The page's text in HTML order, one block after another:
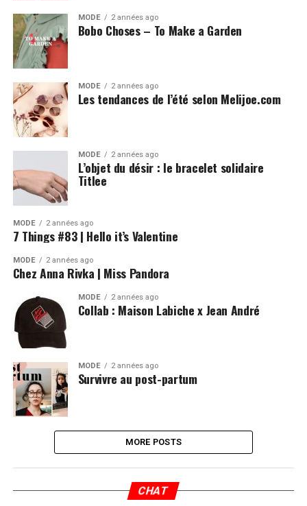
MODE 2 années ago
Bobo Choses – To Make a Garden
MODE 2 années ago
Les tendances de l’été selon Melijoe.com
MODE 2 années ago
L’objet du désir : le bracelet solidaire
Titlee
MODE 2 années ago
7 Things #83 | Hello it’s Valentine
MODE 2 années ago
Chez Anna Rivka | Miss Pandora
MODE 2 années ago
Collab : Maison Labiche x Jean André
MODE 2 années ago
Survivre au post-partum
MORE POSTS
CHAT